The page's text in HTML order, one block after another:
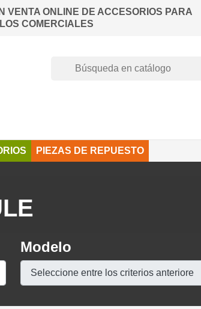
VENTA ONLINE DE ACCESORIOS PARA
COMERCIALES
PIEZAS DE REPUESTO
Modelo